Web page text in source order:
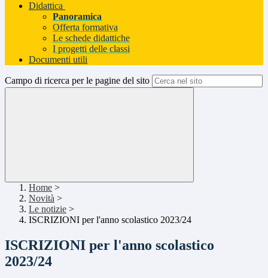
Didattica
Panoramica
Offerta formativa
Le schede didattiche
I progetti delle classi
Documenti utili
Campo di ricerca per le pagine del sito
Home >
Novità >
Le notizie >
ISCRIZIONI per l'anno scolastico 2023/24
ISCRIZIONI per l'anno scolastico
2023/24